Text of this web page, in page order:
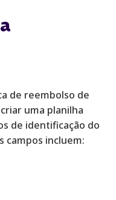
de reembolso de
uma planilha
de identificação do
campos incluem: